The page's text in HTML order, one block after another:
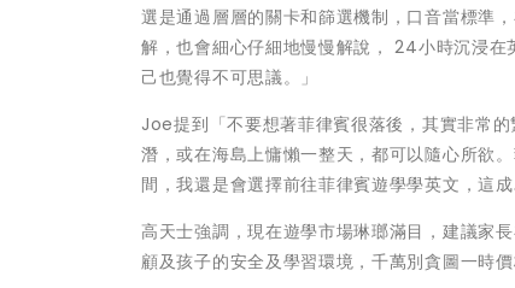
選是通過層層的關卡和篩選機制，口音當標準
解，也會細心仔細地慢慢解說， 24小時沉浸
己也覺得不可思議。」
Joe提到「不要想著菲律賓很落後，其實非常
潛，或在海島上慵懶一整天，都可以隨心所欲
間，我還是會選擇前往菲律賓遊學學英文，這
高天士強調，現在遊學市場琳瑯滿目，建議家
顧及孩子的安全及學習環境，千萬別貪圖一時價